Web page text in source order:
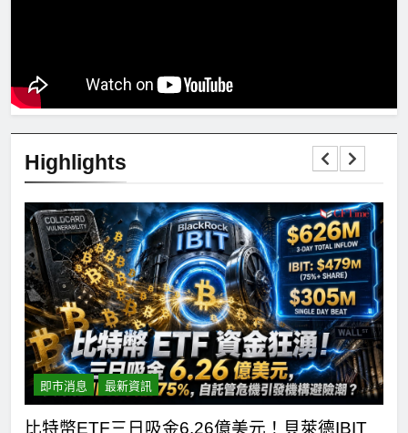
Highlights
即市消息 最新資訊
比特幣ETF三日吸金6.26億美元！貝萊德IBIT